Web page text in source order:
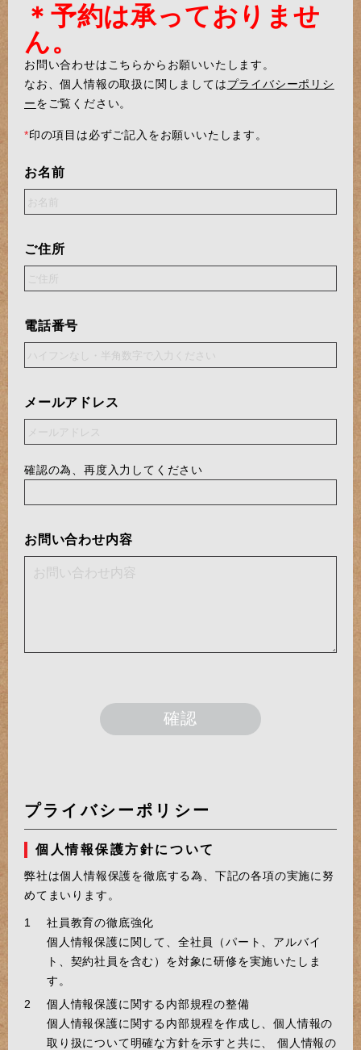
＊予約は承っておりませ
ん。
お問い合わせはこちらからお願いいたします。
なお、個人情報の取扱に関しましてはプライバシーポリシ
ーをご覧ください。
*印の項目は必ずご記入をお願いいたします。
お名前
ご住所
電話番号
メールアドレス
確認の為、再度入力してください
お問い合わせ内容
プライバシーポリシー
個人情報保護方針について
弊社は個人情報保護を徹底する為、下記の各項の実施に努
めてまいります。
社員教育の徹底強化
個人情報保護に関して、全社員（パート、アルバイ
ト、契約社員を含む）を対象に研修を実施いたしま
す。
個人情報保護に関する内部規程の整備
個人情報保護に関する内部規程を作成し、個人情報の
取り扱について明確な方針を示すと共に、 個人情報の